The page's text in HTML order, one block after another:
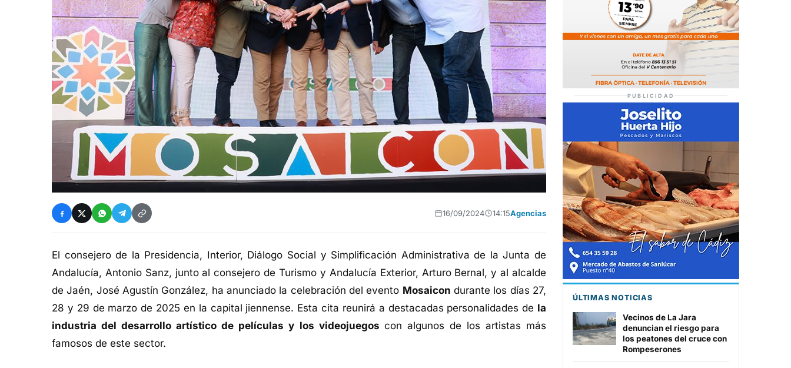
16/09/2024 14:15Agencias
El consejero de la Presidencia, Interior, Diálogo Social y Simplificación Administrativa de la Junta de
Andalucía, Antonio Sanz, junto al consejero de Turismo y Andalucía Exterior, Arturo Bernal, y al alcalde
de Jaén, José Agustín González, ha anunciado la celebración del evento Mosaicon durante los días 27,
28 y 29 de marzo de 2025 en la capital jiennense. Esta cita reunirá a destacadas personalidades de la
industria del desarrollo artístico de películas y los videojuegos con algunos de los artistas más
famosos de este sector.
PUBLICIDAD
ÚLTIMAS NOTICIAS
Vecinos de La Jara
denuncian el riesgo para
los peatones del cruce con
Rompeserones